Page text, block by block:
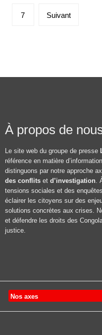
7 Suivant
À propos de
Le site web du groupe de presse
référence en matière
distinguons par notre approche
des conflits et d’investigation.
tensions sociales et des
éclairer les citoyens sur des
solutions concrètes aux crises.
et défendre les droits des
justice.
Nos axes